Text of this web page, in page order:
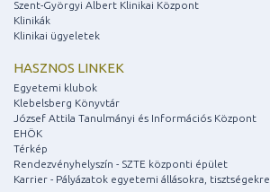
Szent-Györgyi Albert Klinikai Központ
Klinikák
Klinikai ügyeletek
HASZNOS LINKEK
Egyetemi klubok
Klebelsberg Könyvtár
József Attila Tanulmányi és Információs Központ
EHÖK
Térkép
Rendezvényhelyszín - SZTE központi épület
Karrier - Pályázatok egyetemi állásokra, tisztségekre